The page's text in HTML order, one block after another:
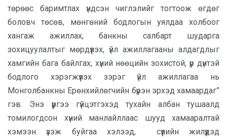
төрөөс баримтлах үндсэн чиглэлийг тогтоож өгдөг
боловч төсөв, мөнгөний бодлогын уялдаа холбоог
хангаж ажиллах, банкны салбарт шударга
зохицуулалтыг мөрдүүлэх, үйл ажиллагааны алдагдлыг
хамгийн бага байлгах, хүний нөөцийн зохистой, үр дүнтэй
бодлого хэрэгжүүлэх зэрэг үйл ажиллагаа нь
Монголбанкны Ерөнхийлөгчийн бүрэн эрхэд хамаардаг”
гэв. Энэ үүргээ гүйцэтгэхэд тухайн албан тушаалд
томилогдсон хүний манлайллаас шууд хамааралтай
хэмээн үзэж буйгаа хэлээд, сүүлийн жилүүдэд